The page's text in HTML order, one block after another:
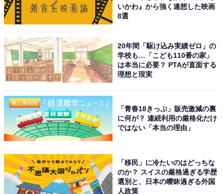
いかわ』から強く連想した映画
8選
20年間「駆け込み実績ゼロ」の
学校も…「こども110番の家」
は本当に必要？ PTAが直面する
理想と現実
「青春18きっぷ」販売激減の裏
に何が？ 連続利用の厳格化だけ
ではない「本当の理由」
「移民」に冷たいのはどっちな
のか？ スイスの厳格過ぎる学歴
選別と、日本の曖昧過ぎる外国
人政策